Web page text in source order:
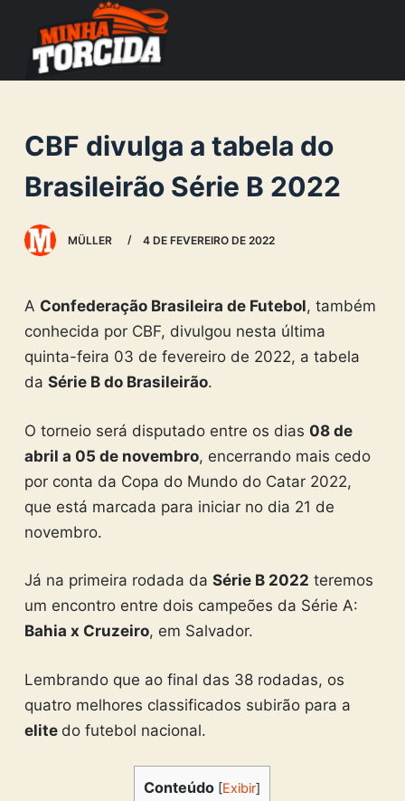
o
c
o
n
CBF divulga a tabela do
Brasileirão Série B 2022
MÜLLER 4 DE FEVEREIRO DE 2022
A Confederação Brasileira de Futebol, também
conhecida por CBF, divulgou nesta última
quinta-feira 03 de fevereiro de 2022, a tabela
da Série B do Brasileirão.
O torneio será disputado entre os dias 08 de
abril a 05 de novembro, encerrando mais cedo
por conta da Copa do Mundo do Catar 2022,
que está marcada para iniciar no dia 21 de
novembro.
Já na primeira rodada da Série B 2022 teremos
um encontro entre dois campeões da Série A:
Bahia x Cruzeiro, em Salvador.
Lembrando que ao final das 38 rodadas, os
quatro melhores classificados subirão para a
elite do futebol nacional.
Conteúdo [Exibir]